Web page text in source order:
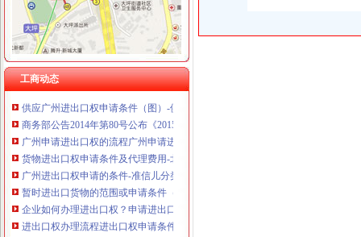
工商动态
申请进出口权的要求与条件?
申请进出口权的要求与条件?
广州申请进出口权进出口权办理流程进出口权申请条件-广告信息-番
办理进出口权进出口许可申请条件是什么需要哪些资料_2017新资质
【广州申请进出口权进出口权办理流程进出口权申请条件】-广州东山
商务部公告2014年第80号公布《2015年原油非国营贸易进口企业申请
广州申请进出口权的流程广州申请进出口权的条件_申请广州进出口权_
货物进出口权申请条件及代理费用-北京便民网
广州进出口权申请的条件-准信儿分类信息
暂时进出口货物的范围或申请条件（图）-供应信息-环球经贸网
企业如何办理进出口权？申请进出口权的条件及流程？—多有米
进出口权办理流程进出口权申请条件2017/9/2815:05:05-猛犬酒吧-
广州申请进出口权进出口权办理流程进出口权申请条件-广州58同城